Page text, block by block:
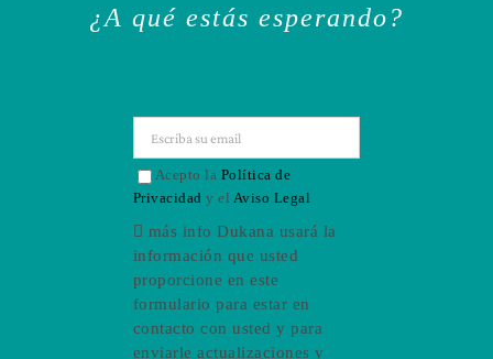
¿A qué estás esperando?
Acepto la Política de
Privacidad y el Aviso Legal
más info Dukana usará la
información que usted
proporcione en este
formulario para estar en
contacto con usted y para
enviarle actualizaciones y